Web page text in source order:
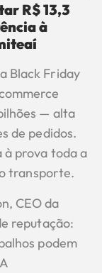
R$ 13,3
à
Black Friday
— alta
de pedidos.
à prova toda a
transporte.
CEO da
reputação:
podem